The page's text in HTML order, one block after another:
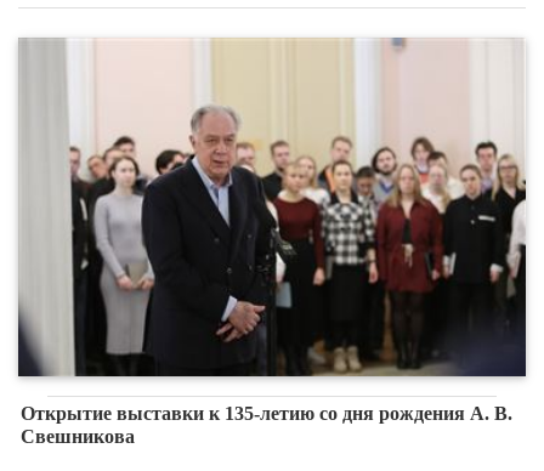
Открытие выставки к 135-летию со дня рождения А. В.
Свешникова